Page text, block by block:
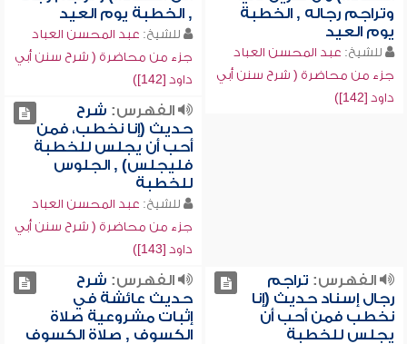
وتراجم رجاله , الخطبة
يوم العيد
للشيخ: عبد المحسن العباد
جزء من محاضرة ( شرح سنن أبي
داود [142])
, الخطبة يوم العيد
للشيخ: عبد المحسن العباد
جزء من محاضرة ( شرح سنن أبي
داود [142])
الفهرس: شرح
حديث (إنا نخطب، فمن
أحب أن يجلس للخطبة
فليجلس) , الجلوس
للخطبة
للشيخ: عبد المحسن العباد
جزء من محاضرة ( شرح سنن أبي
داود [143])
الفهرس: تراجم
رجال إسناد حديث (إنا
نخطب فمن أحب أن
يجلس للخطبة
الفهرس: شرح
حديث عائشة في
إثبات مشروعية صلاة
الكسوف , صلاة الكسوف